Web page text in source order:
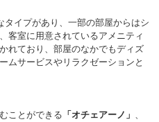
イプがあり、一部の部屋からはシ
客室に用意されているアメニティ
れており、部屋のなかでもディズ
ムサービスやリラクゼーションと
ことができる 「オチェアーノ」 、